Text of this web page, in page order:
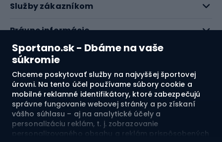
Sportano.sk - Dbáme na vaše
súkromie
Chceme poskytovať služby na najvyššej športovej
úrovni. Na tento účel používame súbory cookie a
mobilné reklamné identifikátory, ktoré zabezpečujú
správne fungovanie webovej stránky a po získaní
vášho súhlasu – aj na analytické účely a
personalizáciu reklám, t. j. zobrazovanie
personalizovaného obsahu a reklám prispôsobených
Služby zákazníkom
Právne informácie
O nás
Pozrite si naše recenzie
4.7